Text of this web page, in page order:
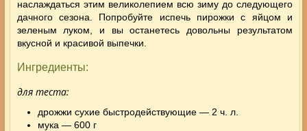
наслаждаться этим великолепием всю зиму до следующего
дачного сезона. Попробуйте испечь пирожки с яйцом и
зеленым луком , и вы останетесь довольны результатом
вкусной и красивой выпечки.
Ингредиенты:
для теста:
дрожжи сухие быстродействующие — 2 ч. л.
мука — 600 г